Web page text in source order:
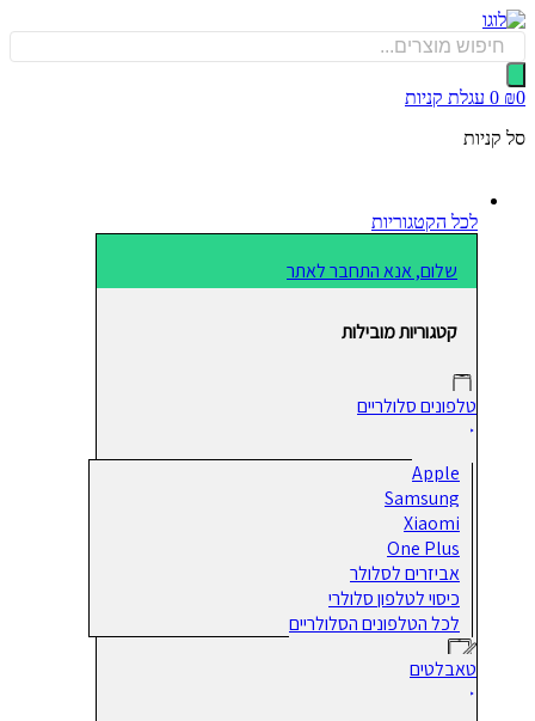
0 עגלת קניות
לכל הקטגוריות
שלום, אנא התחבר לאתר
קטגוריות מובילות
טלפונים סלולריים
Apple
Samsung
Xiaomi
One Plus
אביזרים לסלולר
כיסוי לטלפון סלולרי
לכל הטלפונים הסלולריים
טאבלטים